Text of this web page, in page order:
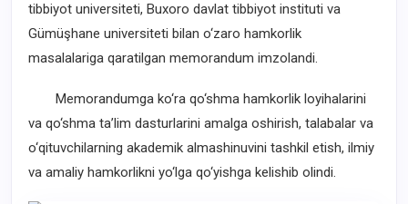
tibbiyot universiteti, Buxoro davlat tibbiyot instituti va
Gümüşhane universiteti bilan o‘zaro hamkorlik
masalalariga qaratilgan memorandum imzolandi.
Memorandumga ko‘ra qo‘shma hamkorlik loyihalarini
va qo‘shma ta’lim dasturlarini amalga oshirish, talabalar va
o‘qituvchilarning akademik almashinuvini tashkil etish, ilmiy
va amaliy hamkorlikni yo‘lga qo‘yishga kelishib olindi.